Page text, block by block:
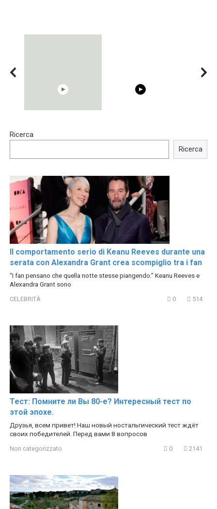
Shocking illusion - Pretty
Trying BOLLYWOOD
Ricerca
Ricerca
Il comportamento serio di Keanu Reeves durante una
serata con Alexandra Grant crea scompiglio tra i fan
“I fan pensano che quella notte stesse piangendo.” Keanu Reeves e
Alexandra Grant sono
CELEBRITÀ 0 514
Тест: Помните ли Вы 80-е? Интересный тест по
этой эпохе.
Друзья, всем привет! Наш новый ностальгический тест ждёт
своих победителей. Перед вами 8 вопросов
Non categorizzato 0 2141